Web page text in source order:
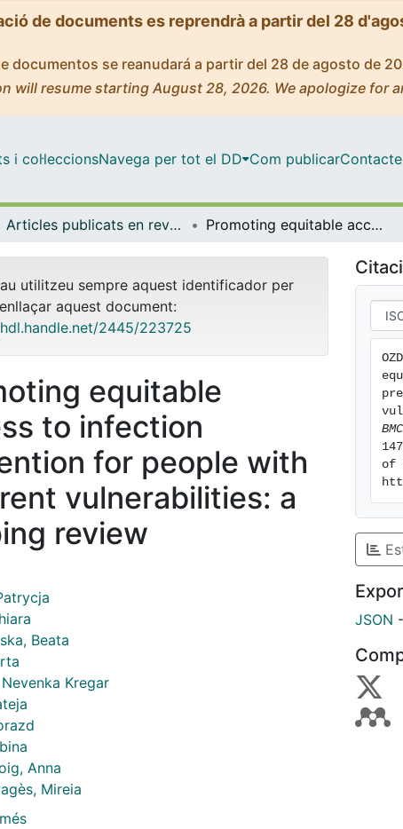
de documents es reprendrà a partir del 28
documentos se reanudará a partir del 28 de agosto de
will resume starting August 28, 2026. We apologize for
i col·leccionsNavega per tot el DD Com publicarContacte
Articles publicats en revistes (Infermeria de Salut Pública, Salut mental i Maternoinfantil) Promoting equitable access to infection prevention for people with different vulnerabilities: a scoping review
utilitzeu sempre aquest identificador per
aquest document:
2445/223725
equitable
to infection
for people with
vulnerabilities: a
review
Beata
Kregar
Anna
Mireia
of
JSON -